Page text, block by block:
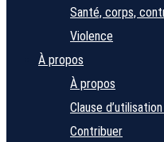
Santé, corps,
Violence
À propos
À propos
Clause
Contribuer